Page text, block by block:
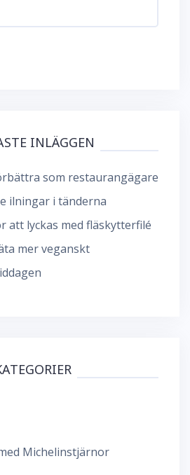
INLÄGGEN
som restaurangägare
ilningar i tänderna
att lyckas med fläskytterfilé
mer veganskt
Michelinstjärnor